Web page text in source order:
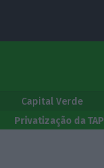
Capital Verde
Privatização da TAP